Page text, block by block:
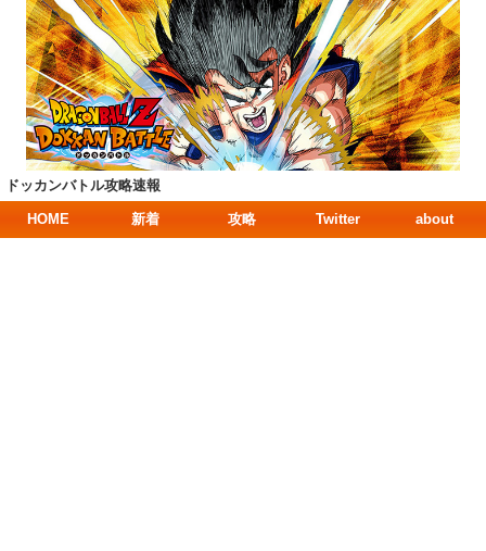
ドッカンバトル攻略速報
HOME 新着 攻略 Twitter about